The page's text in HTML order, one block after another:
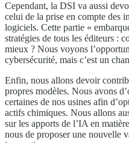
Cependant, la DSI va aussi
celui de la prise en compte des
logiciels. Cette partie «
stratégies de tous les éditeurs :
mieux ? Nous voyons
cybersécurité, mais c’est un
Enfin, nous allons devoir
propres modèles. Nous avons
certaines de nos usines afin
actifs chimiques. Nous allons
sur les apports de l’IA en
nous de proposer une nouvelle